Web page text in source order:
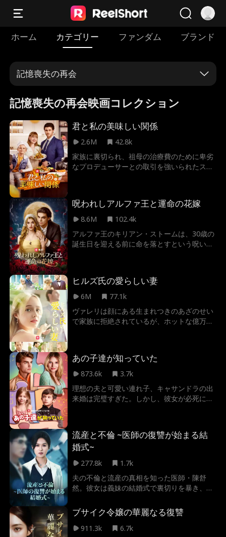
ホーム カテゴリー ファンダム ブランド
記憶喪失の再会
記憶喪失の再会映画コレクション
君と私の美味しい関係
2.6M
42.8k
家族に裏切られ、祖母の治療費のために卑劣
なプロデューサーとの取引を強いられたスカ
れてしまう。 6年後、息子を連れて帰国した
スカイラーはレストランをオープン。そして
呪われしアルファ王と運命の花嫁
8.6M
102.4k
アルファ王のキリアン・ストームは、30歳の
誕生日を迎える前に命を落とすという呪いに
彼の運命の相手が人間の女性だったらどうな
るのか？人間はアルファと番うことができな
い。もし彼女と結ばれれば、彼女は死んでし
死ぬ。
ヒルズ氏の愛らしい妻
6M
77.1k
ヴァレリは顔にある生まれつきのあざのせい
で家族に拒絶されているが、ホットな億万長
出来事で、彼女を車で誤ってひいてしまい、
記憶喪失にさせてしまう。彼女が誰なのか気
だが、自分が探していた相手が彼女だとは知
らない。
あの子達が知っていた
873.6k
3.7k
理想の夫と可愛い連れ子、キャサンドラの出
来婚は完璧すぎた。しかし、彼女が必死に逃
あるのか…？
流産と不倫 ~医師の復讐が始まる結
婚式~
277.8k
1.7k
夫の不倫と流産の真相を知った医師・陳舒
然。彼女は義妹の結婚式で裏切りを暴き、壮
ブサイク令嬢の華麗なる復讐
911.3k
6.7k